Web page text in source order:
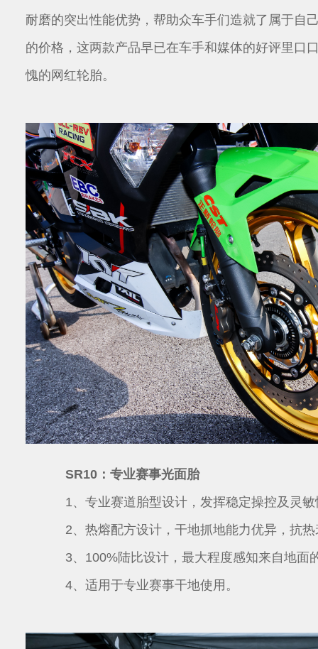
耐磨的突出性能优势，帮助众车手们造就了属于自
的价格，这两款产品早已在车手和媒体的好评里口
愧的网红轮胎。
SR10：专业赛事光面胎
1、专业赛道胎型设计，发挥稳定操控及灵
2、热熔配方设计，干地抓地能力优异，抗
3、100%陆比设计，最大程度感知来自地面
4、适用于专业赛事干地使用。